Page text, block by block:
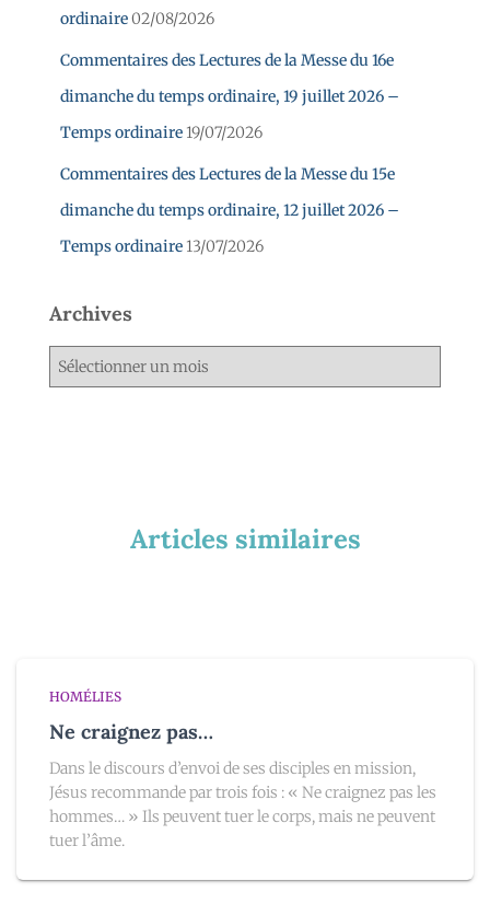
ordinaire02/08/2026
Commentaires des Lectures de la Messe du 16e
dimanche du temps ordinaire, 19 juillet 2026 –
Temps ordinaire 19/07/2026
Commentaires des Lectures de la Messe du 15e
dimanche du temps ordinaire, 12 juillet 2026 –
Temps ordinaire 13/07/2026
Archives
Articles similaires
HOMÉLIES
Ne craignez pas…
Dans le discours d’envoi de ses disciples en mission,
Jésus recommande par trois fois : « Ne craignez pas les
hommes… » Ils peuvent tuer le corps, mais ne peuvent
tuer l’âme.